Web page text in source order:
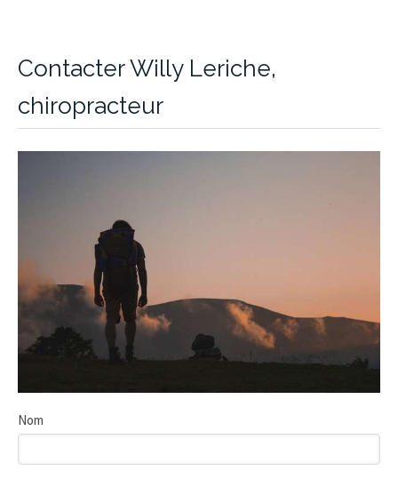
Contacter Willy Leriche,
chiropracteur
Nom